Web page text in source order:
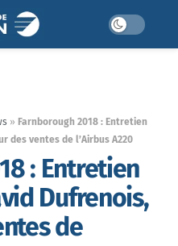
» Farnborough 2018 : Entretien
des ventes de l’Airbus A220
: Entretien
Dufrenois,
de